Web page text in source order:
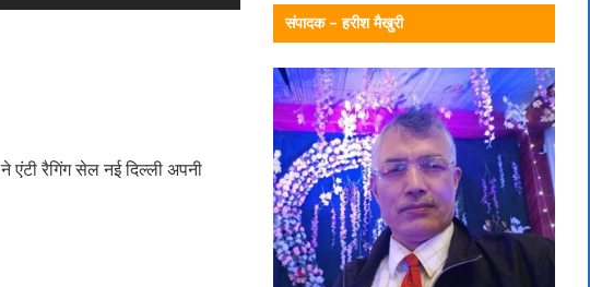
रैगिंग सेल नई दिल्ली अपनी
संपादक – हरीश मैखुरी